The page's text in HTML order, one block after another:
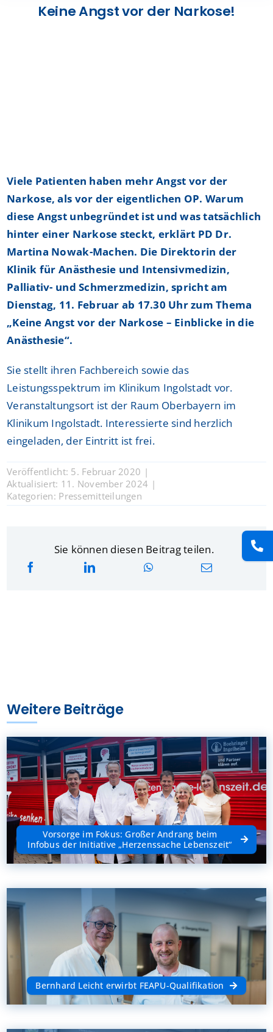
PresseKeine Angst vor der Narkose!
Viele Patienten haben mehr Angst vor der
Narkose, als vor der eigentlichen OP. Warum
diese Angst unbegründet ist und was tatsächlich
hinter einer Narkose steckt, erklärt PD Dr.
Martina Nowak-Machen. Die Direktorin der
Klinik für Anästhesie und Intensivmedizin,
Palliativ- und Schmerzmedizin, spricht am
Dienstag, 11. Februar ab 17.30 Uhr zum Thema
„Keine Angst vor der Narkose – Einblicke in die
Anästhesie“.
Sie stellt ihren Fachbereich sowie das
Leistungsspektrum im Klinikum Ingolstadt vor.
Veranstaltungsort ist der Raum Oberbayern im
Klinikum Ingolstadt. Interessierte sind herzlich
eingeladen, der Eintritt ist frei.
Veröffentlicht: 5. Februar 2020 |
Aktualisiert: 11. November 2024 |
Kategorien: Pressemitteilungen
Sie können diesen Beitrag teilen.
Weitere Beiträge
Vorsorge im Fokus: Großer Andrang beim
Infobus der Initiative „Herzenssache Lebenszeit“
Bernhard Leicht erwirbt FEAPU-Qualifikation